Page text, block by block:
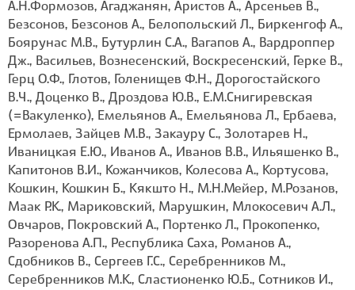
А.Н.Формозов, Агаджанян, Аристов А., Арсеньев В.,
Безсонов, Безсонов А., Белопольский Л., Биркенгоф А.,
Боярунас М.В., Бутурлин С.А., Вагапов А., Вардроппер
Дж., Васильев, Вознесенский, Воскресенский, Герке В.,
Герц О.Ф., Глотов, Голенищев Ф.Н., Дорогостайского
В.Ч., Доценко В., Дроздова Ю.В., Е.М.Снигиревская
(=Вакуленко), Емельянов А., Емельянова Л., Ербаева,
Ермолаев, Зайцев М.В., Закауру С., Золотарев Н.,
Иваницкая Е.Ю., Иванов А., Иванов В.В., Ильяшенко В.,
Капитонов В.И., Кожанчиков, Колесова А., Кортусова,
Кошкин, Кошкин Б., Кякшто Н., М.Н.Мейер, М.Розанов,
Маак Р.К., Мариковский, Марушкин, Млокосевич А.Л.,
Овчаров, Покровский А., Портенко Л., Прокопенко,
Разоренова А.П., Республика Саха, Романов А.,
Сдобников В., Сергеев Г.С., Серебренников М.,
Серебренников М.К., Сластионенко Ю.Б., Сотников И.,